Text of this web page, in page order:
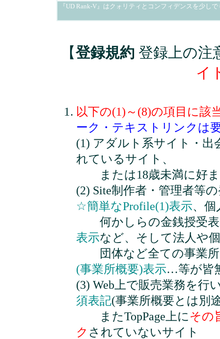
『UD Rank-V』はクォリティとコンフィデンスを少し
【登録規約 登録上の注
イ
以下の(1)～(8)の項目に該
ーク・テキストリンクは
(1) アダルト系サイト・
れているサイト、
または18歳未満に好ま
(2) Site制作者・管理者等
☆簡単なProfile(1)表示、個
何かしらの金銭授受表
表示など、そして法人や
団体など全ての事業所
(事業所概要)表示…等が皆
(3) Web上で販売業務を行
須表記(事業所概要とは別
またTopPage上に その
ク されていないサイト